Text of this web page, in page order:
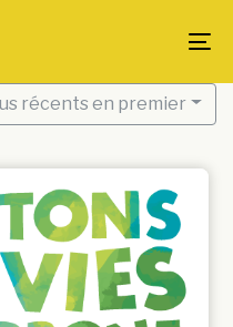
récents en premier